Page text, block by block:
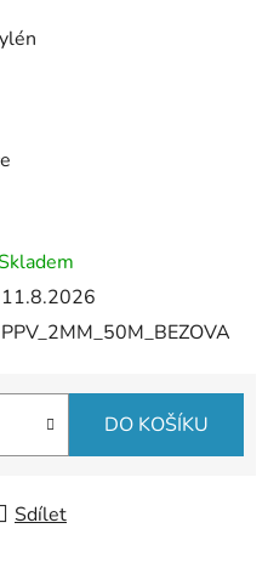
11.8.2026
PPV_2MM_50M_BEZOVA
DO KOŠÍKU
Sdílet